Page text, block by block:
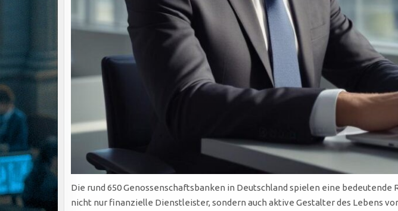
Die rund 650 Genossenschaftsbanken in Deutschland spielen eine
nicht nur finanzielle Dienstleister, sondern auch aktive Gestalter des Lebens